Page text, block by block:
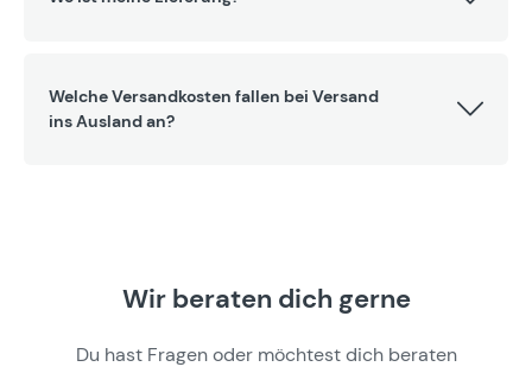
Welche Versandkosten fallen bei Versand
ins Ausland an?
Wir beraten dich gerne
Du hast Fragen oder möchtest dich beraten